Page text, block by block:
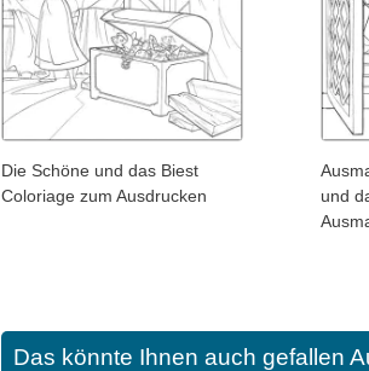
Die Schöne und das Biest
Coloriage zum Ausdrucken
und
Das könnte Ihnen auch gefallen